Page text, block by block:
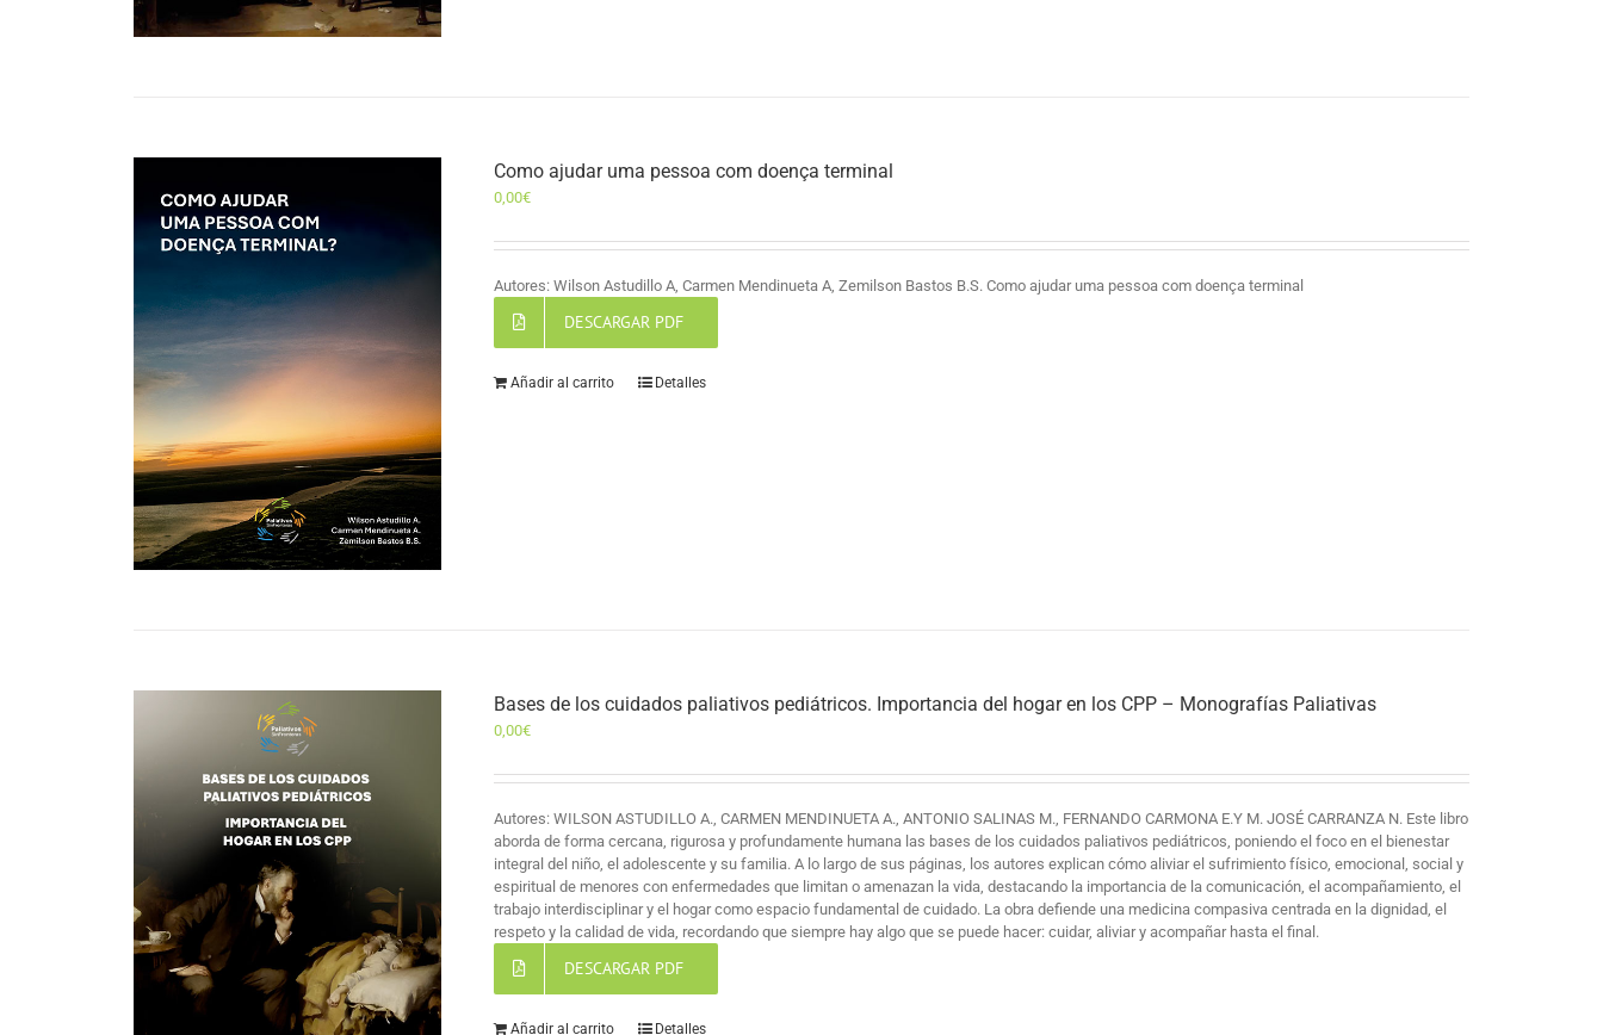
Como ajudar uma pessoa com doença terminal
0,00€
Autores: Wilson Astudillo A, Carmen Mendinueta A, Zemilson Bastos B.S. Como ajudar uma pessoa com doença terminal
DESCARGAR PDF
Añadir al carrito Detalles
Bases de los cuidados paliativos pediátricos. Importancia del hogar en los CPP – Monografías Paliativas
0,00€
Autores: WILSON ASTUDILLO A., CARMEN MENDINUETA A., ANTONIO SALINAS M., FERNANDO CARMONA E.Y M. JOSÉ CARRANZA N. Este libro
aborda de forma cercana, rigurosa y profundamente humana las bases de los cuidados paliativos pediátricos, poniendo el foco en el bienestar
integral del niño, el adolescente y su familia. A lo largo de sus páginas, los autores explican cómo aliviar el sufrimiento físico, emocional, social y
espiritual de menores con enfermedades que limitan o amenazan la vida, destacando la importancia de la comunicación, el acompañamiento, el
trabajo interdisciplinar y el hogar como espacio fundamental de cuidado. La obra defiende una medicina compasiva centrada en la dignidad, el
respeto y la calidad de vida, recordando que siempre hay algo que se puede hacer: cuidar, aliviar y acompañar hasta el final.
DESCARGAR PDF
Añadir al carrito Detalles